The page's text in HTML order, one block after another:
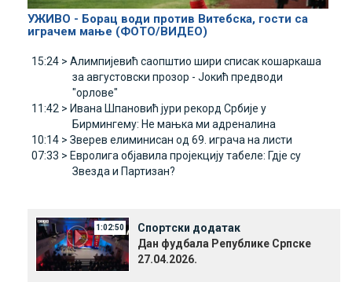
УЖИВО - Борац води против Витебска, гости са
играчем мање (ФОТО/ВИДЕО)
15:24 > Алимпијевић саопштио шири списак кошаркаша
за августовски прозор - Јокић предводи
"орлове"
11:42 > Ивана Шпановић јури рекорд Србије у
Бирмингему: Не мањка ми адреналина
10:14 > Зверев елиминисан од 69. играча на листи
07:33 > Евролига објавила пројекцију табеле: Гдје су
Звезда и Партизан?
1:02:50
Спортски додатак
Дан фудбала Републике Српске
27.04.2026.